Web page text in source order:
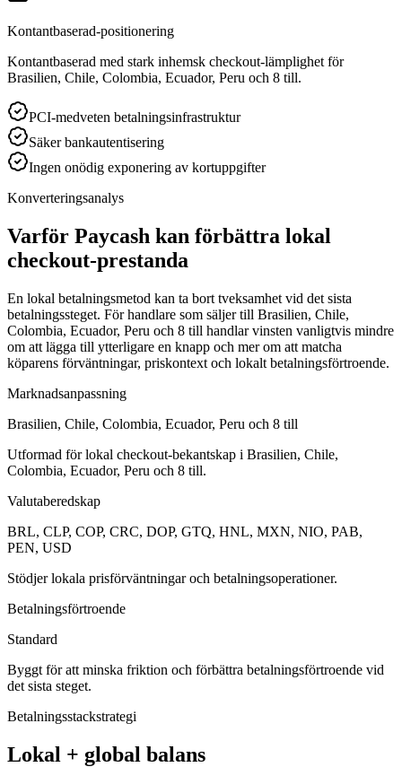
Kontantbaserad-positionering
Kontantbaserad med stark inhemsk checkout-lämplighet för
Brasilien, Chile, Colombia, Ecuador, Peru och 8 till.
PCI-medveten betalningsinfrastruktur
Säker bankautentisering
Ingen onödig exponering av kortuppgifter
Konverteringsanalys
Varför Paycash kan förbättra lokal
checkout-prestanda
En lokal betalningsmetod kan ta bort tveksamhet vid det sista
betalningssteget. För handlare som säljer till Brasilien, Chile,
Colombia, Ecuador, Peru och 8 till handlar vinsten vanligtvis mindre
om att lägga till ytterligare en knapp och mer om att matcha
köparens förväntningar, priskontext och lokalt betalningsförtroende.
Marknadsanpassning
Brasilien, Chile, Colombia, Ecuador, Peru och 8 till
Utformad för lokal checkout-bekantskap i Brasilien, Chile,
Colombia, Ecuador, Peru och 8 till.
Valutaberedskap
BRL, CLP, COP, CRC, DOP, GTQ, HNL, MXN, NIO, PAB,
PEN, USD
Stödjer lokala prisförväntningar och betalningsoperationer.
Betalningsförtroende
Standard
Byggt för att minska friktion och förbättra betalningsförtroende vid
det sista steget.
Betalningsstackstrategi
Lokal + global balans